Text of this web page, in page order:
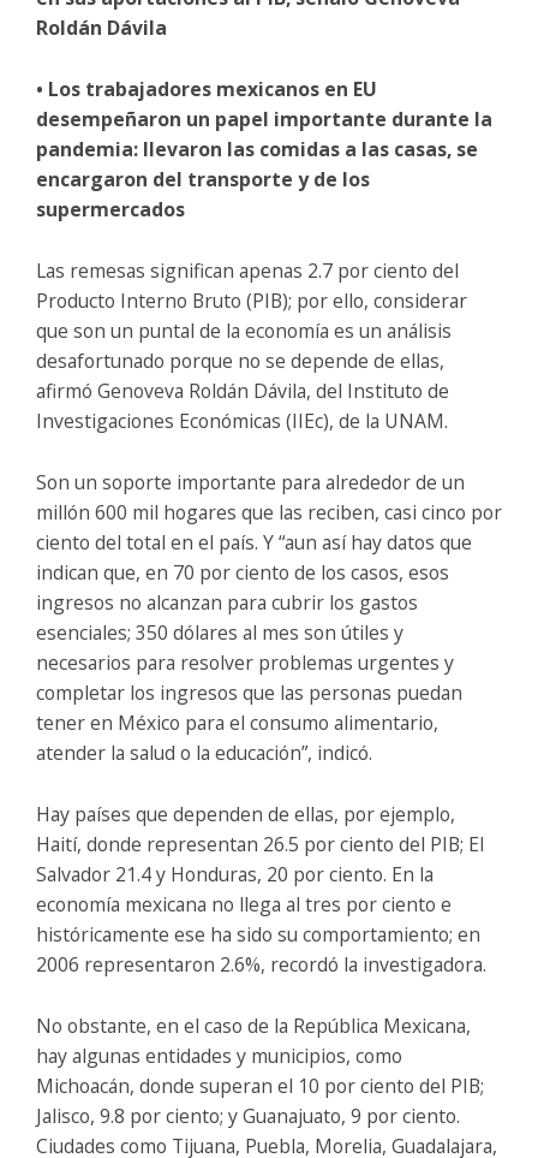
Roldán Dávila
• Los trabajadores mexicanos en EU
desempeñaron un papel importante durante la
pandemia: llevaron las comidas a las casas, se
encargaron del transporte y de los
supermercados
Las remesas significan apenas 2.7 por ciento del
Producto Interno Bruto (PIB); por ello, considerar
que son un puntal de la economía es un análisis
desafortunado porque no se depende de ellas,
afirmó Genoveva Roldán Dávila, del Instituto de
Investigaciones Económicas (IIEc), de la UNAM.
Son un soporte importante para alrededor de un
millón 600 mil hogares que las reciben, casi cinco por
ciento del total en el país. Y “aun así hay datos que
indican que, en 70 por ciento de los casos, esos
ingresos no alcanzan para cubrir los gastos
esenciales; 350 dólares al mes son útiles y
necesarios para resolver problemas urgentes y
completar los ingresos que las personas puedan
tener en México para el consumo alimentario,
atender la salud o la educación”, indicó.
Hay países que dependen de ellas, por ejemplo,
Haití, donde representan 26.5 por ciento del PIB; El
Salvador 21.4 y Honduras, 20 por ciento. En la
economía mexicana no llega al tres por ciento e
históricamente ese ha sido su comportamiento; en
2006 representaron 2.6%, recordó la investigadora.
No obstante, en el caso de la República Mexicana,
hay algunas entidades y municipios, como
Michoacán, donde superan el 10 por ciento del PIB;
Jalisco, 9.8 por ciento; y Guanajuato, 9 por ciento.
Ciudades como Tijuana, Puebla, Morelia, Guadalajara,